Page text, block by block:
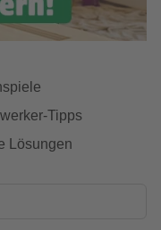
Tipps
Lösungen